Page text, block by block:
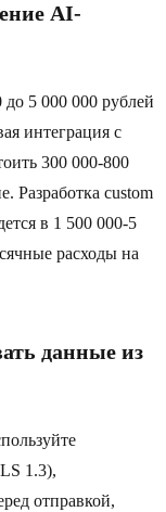
AI-
до 5 000 000 рублей
интеграция с
300 000-800
Разработка custom
в 1 500 000-5
расходы на
данные из
1.3),
отправкой,